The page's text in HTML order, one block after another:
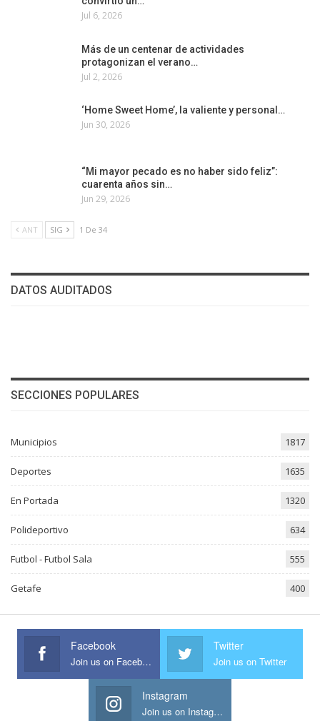
Jul 6, 2026
Más de un centenar de actividades
protagonizan el verano…
Jul 2, 2026
‘Home Sweet Home’, la valiente y personal…
Jun 30, 2026
“Mi mayor pecado es no haber sido feliz”:
cuarenta años sin…
Jun 29, 2026
ANT SIG 1 De 34
DATOS AUDITADOS
SECCIONES POPULARES
Municipios 1817
Deportes 1635
En Portada 1320
Polideportivo 634
Futbol - Futbol Sala 555
Getafe 400
Facebook
Join us on Facebook
Twitter
Join us on Twitter
Instagram
Join us on Instagram